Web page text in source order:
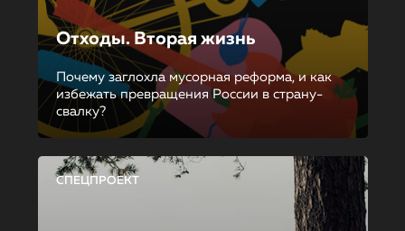
Отходы. Вторая жизнь
Почему заглохла мусорная реформа, и как
избежать превращения России в страну-
свалку?
СПЕЦПРОЕКТ